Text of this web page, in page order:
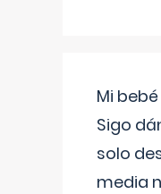
Mi
Sigo
solo
media